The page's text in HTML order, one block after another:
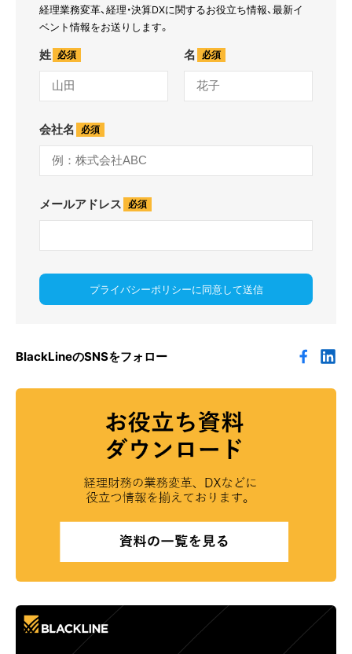
経理業務変革、経理・決算DXに関するお役立ち情報、最新イ
ベント情報をお送りします。
姓 名
会社名
メールアドレス
プライバシーポリシーに同意して送信
BlackLineのSNSをフォロー